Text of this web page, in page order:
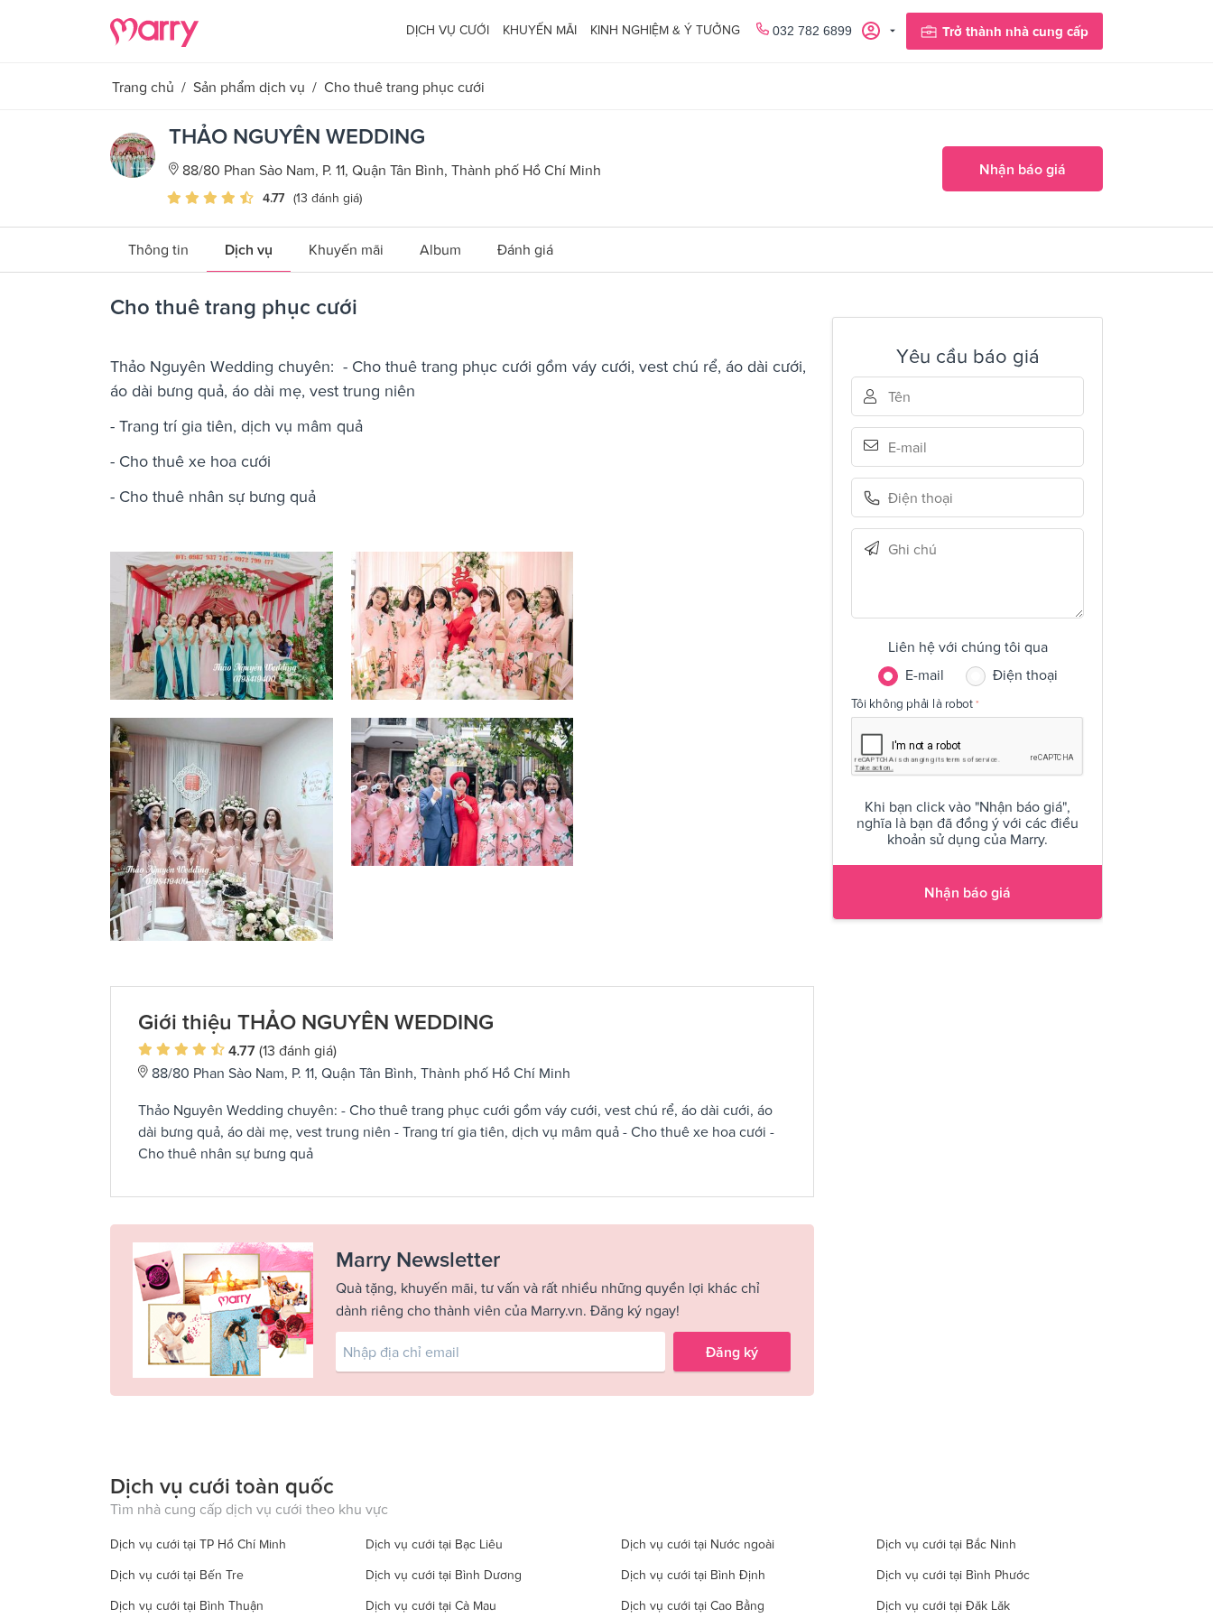
Trở thành nhà cung cấp
032 782 6899
DỊCH VỤ CƯỚI KHUYẾN MÃI KINH NGHIỆM & Ý TƯỞNG
Trang chủ / Sản phẩm dịch vụ / Cho thuê trang phục cưới
THẢO NGUYÊN WEDDING
88/80 Phan Sào Nam, P. 11, Quận Tân Bình, Thành phố Hồ Chí Minh
4.77 (13 đánh giá)
Nhận báo giá
Thông tin Dịch vụ Khuyến mãi Album Đánh giá
Cho thuê trang phục cưới
Thảo Nguyên Wedding chuyên: - Cho thuê trang phục cưới gồm váy cưới, vest chú rể, áo dài cưới,
áo dài bưng quả, áo dài mẹ, vest trung niên
- Trang trí gia tiên, dịch vụ mâm quả
- Cho thuê xe hoa cưới
- Cho thuê nhân sự bưng quả
Giới thiệu THẢO NGUYÊN WEDDING
4.77 (13 đánh giá)
88/80 Phan Sào Nam, P. 11, Quận Tân Bình, Thành phố Hồ Chí Minh
Thảo Nguyên Wedding chuyên: - Cho thuê trang phục cưới gồm váy cưới, vest chú rể, áo dài cưới, áo
dài bưng quả, áo dài mẹ, vest trung niên - Trang trí gia tiên, dịch vụ mâm quả - Cho thuê xe hoa cưới -
Cho thuê nhân sự bưng quả ​
Marry Newsletter
Quà tặng, khuyến mãi, tư vấn và rất nhiều những quyền lợi khác chỉ
dành riêng cho thành viên của Marry.vn. Đăng ký ngay!
Đăng ký
Yêu cầu báo giá
Liên hệ với chúng tôi qua
E-mail
Điện thoại
Tôi không phải là robot
Khi bạn click vào "Nhận báo giá",
nghĩa là bạn đã đồng ý với các điều
khoản sử dụng của Marry.
Nhận báo giá
Dịch vụ cưới toàn quốc
Tìm nhà cung cấp dịch vụ cưới theo khu vực
Dịch vụ cưới tại TP Hồ Chí Minh Dịch vụ cưới tại Bạc Liêu Dịch vụ cưới tại Nước ngoài Dịch vụ cưới tại Bắc Ninh
Dịch vụ cưới tại Bến Tre Dịch vụ cưới tại Bình Dương Dịch vụ cưới tại Bình Định Dịch vụ cưới tại Bình Phước
Dịch vụ cưới tại Bình Thuận Dịch vụ cưới tại Cà Mau Dịch vụ cưới tại Cao Bằng Dịch vụ cưới tại Đăk Lăk